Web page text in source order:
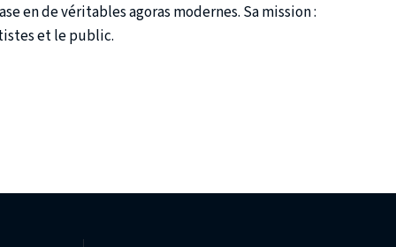
en de véritables agoras modernes. Sa mission :
et le public.